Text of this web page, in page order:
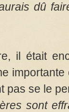
dû
il était
pas se le
sont